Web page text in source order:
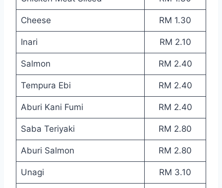
Cheese RM 1.30
Inari RM 2.10
Salmon RM 2.40
Tempura Ebi RM 2.40
Aburi Kani Fumi RM 2.40
Saba Teriyaki RM 2.80
Aburi Salmon RM 2.80
Unagi RM 3.10